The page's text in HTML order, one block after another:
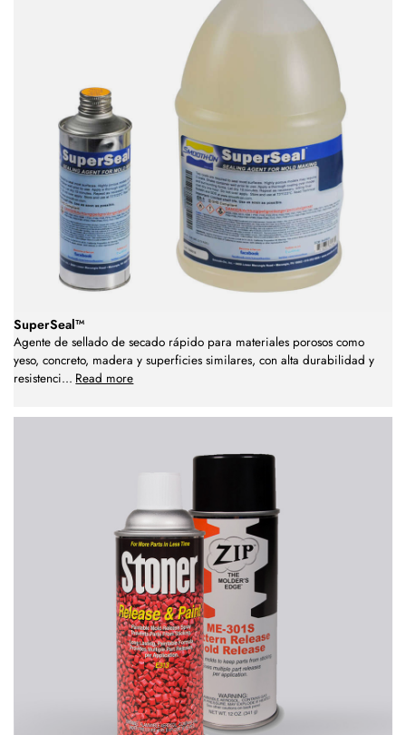
SuperSeal™
Agente de sellado de secado rápido para materiales porosos como
yeso, concreto, madera y superficies similares, con alta durabilidad y
resistenci... Read more